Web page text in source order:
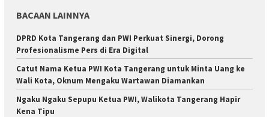
BACAAN LAINNYA
DPRD Kota Tangerang dan PWI Perkuat Sinergi, Dorong
Profesionalisme Pers di Era Digital
Catut Nama Ketua PWI Kota Tangerang untuk Minta Uang ke
Wali Kota, Oknum Mengaku Wartawan Diamankan
Ngaku Ngaku Sepupu Ketua PWI, Walikota Tangerang Hapir
Kena Tipu